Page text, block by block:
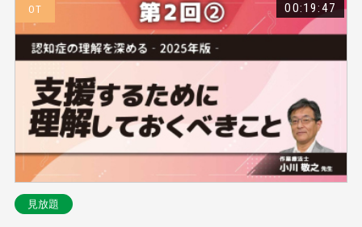
OT 00:19:47
見放題